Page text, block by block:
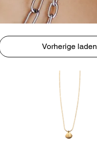
Vorherige laden